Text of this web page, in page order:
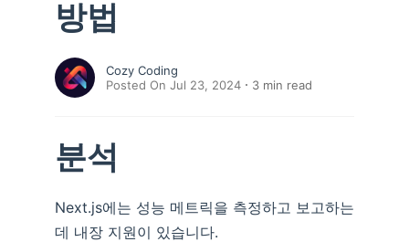
방법
Cozy Coding
Posted On Jul 23, 2024
3 min read
분석
Next.js에는 성능 메트릭을 측정하고 보고하는
데 내장 지원이 있습니다.